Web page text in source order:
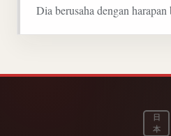
Dia berusaha dengan harapan
日
本